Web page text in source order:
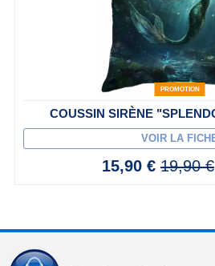
PROMOTION
COUSSIN SIRÈNE
VOIR LA
15,90 € 19,90 €